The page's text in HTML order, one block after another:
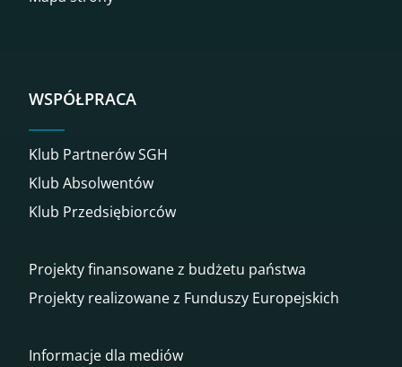
WSPÓŁPRACA
Klub Partnerów SGH
Klub Absolwentów
Klub Przedsiębiorców
Projekty finansowane z budżetu państwa
Projekty realizowane z Funduszy Europejskich
Informacje dla mediów